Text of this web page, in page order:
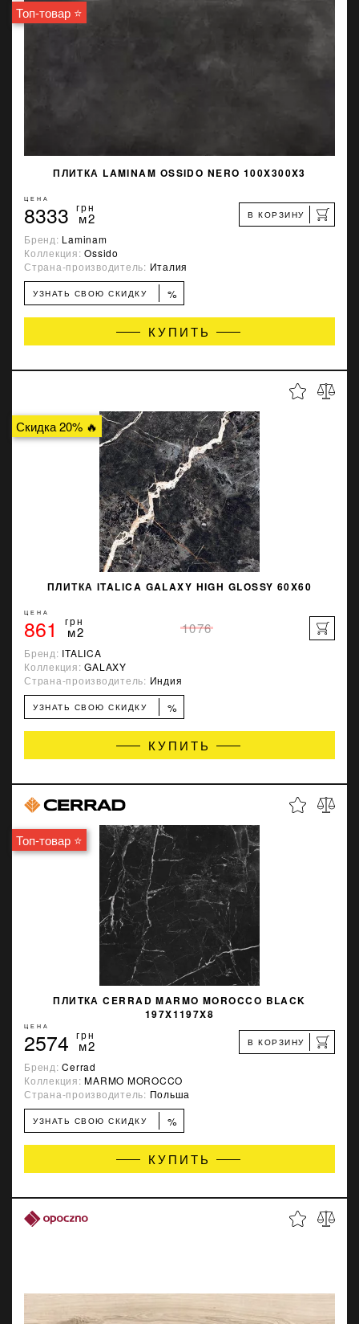
Топ-товар ⭐
ПЛИТКА LAMINAM OSSIDO NERO 100X300X3
ЦЕНА
8333 грн
м2 В КОРЗИНУ
Бренд: Laminam
Коллекция:Ossido
Страна-производитель: Италия
УЗНАТЬ СВОЮ СКИДКУ %
КУПИТЬ
Скидка 20% 🔥
ПЛИТКА ITALICA GALAXY HIGH GLOSSY 60X60
ЦЕНА
861 грн
м2 1076
Бренд: ITALICA
Коллекция:GALAXY
Страна-производитель: Индия
УЗНАТЬ СВОЮ СКИДКУ %
КУПИТЬ
Топ-товар ⭐
ПЛИТКА CERRAD MARMO MOROCCO BLACK
197X1197X8
ЦЕНА
2574 грн
м2 В КОРЗИНУ
Бренд:Cerrad
Коллекция:MARMO MOROCCO
Страна-производитель: Польша
УЗНАТЬ СВОЮ СКИДКУ %
КУПИТЬ